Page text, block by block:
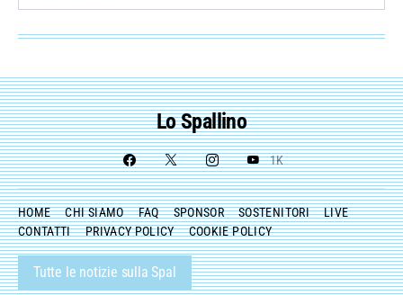
Lo Spallino
1K
HOME CHI SIAMO FAQ SPONSOR SOSTENITORI
LIVE
CONTATTI
PRIVACY POLICY COOKIE POLICY
Tutte le notizie sulla Spal